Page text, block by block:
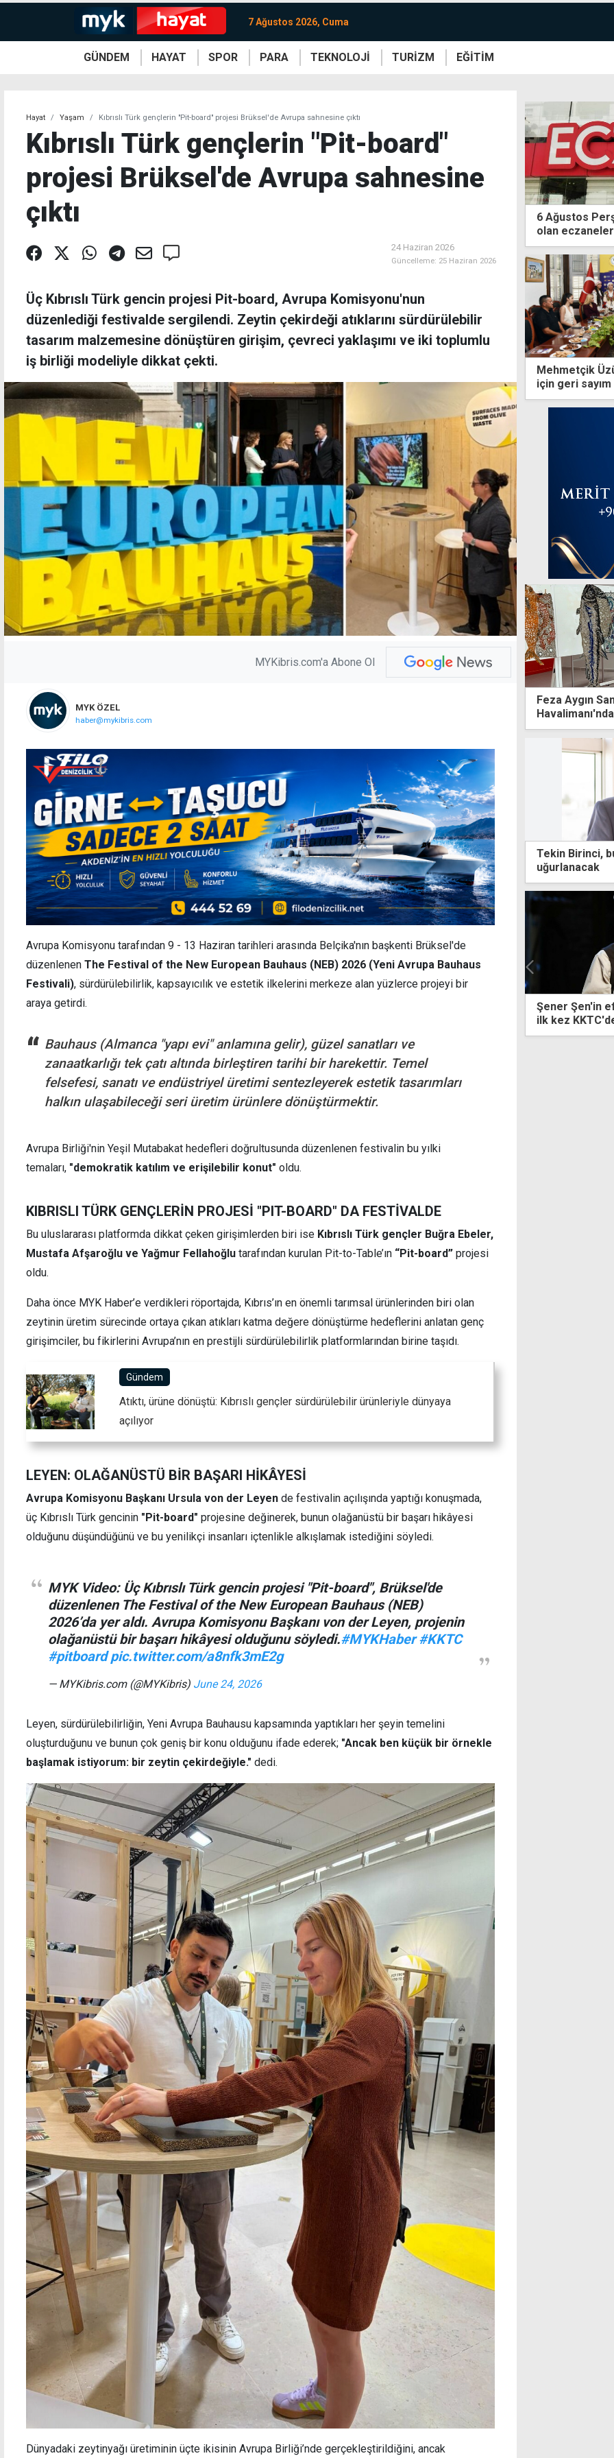
7 Ağustos 2026, Cuma
GÜNDEM HAYAT SPOR PARA TEKNOLOJİ TURİZM EĞİTİM
Hayat Yaşam Kıbrıslı Türk gençlerin "Pit-board" projesi Brüksel'de Avrupa sahnesine çıktı
Kıbrıslı Türk gençlerin "Pit-board"
projesi Brüksel'de Avrupa sahnesine
çıktı
24 Haziran 2026
Güncelleme: 25 Haziran 2026
Üç Kıbrıslı Türk gencin projesi Pit-board, Avrupa Komisyonu'nun
düzenlediği festivalde sergilendi. Zeytin çekirdeği atıklarını sürdürülebilir
tasarım malzemesine dönüştüren girişim, çevreci yaklaşımı ve iki toplumlu
iş birliği modeliyle dikkat çekti.
MYKibris.com'a Abone Ol
MYK ÖZEL
haber@mykibris.com
Avrupa Komisyonu tarafından 9 - 13 Haziran tarihleri arasında Belçika'nın başkenti Brüksel'de
düzenlenen The Festival of the New European Bauhaus (NEB) 2026 (Yeni Avrupa Bauhaus
Festivali), sürdürülebilirlik, kapsayıcılık ve estetik ilkelerini merkeze alan yüzlerce projeyi bir
araya getirdi.
Bauhaus (Almanca "yapı evi" anlamına gelir), güzel sanatları ve
zanaatkarlığı tek çatı altında birleştiren tarihi bir harekettir. Temel
felsefesi, sanatı ve endüstriyel üretimi sentezleyerek estetik tasarımları
halkın ulaşabileceği seri üretim ürünlere dönüştürmektir.
Avrupa Birliği'nin Yeşil Mutabakat hedefleri doğrultusunda düzenlenen festivalin bu yılki
temaları, "demokratik katılım ve erişilebilir konut" oldu.
KIBRISLI TÜRK GENÇLERİN PROJESİ "PIT-BOARD" DA FESTİVALDE
Bu uluslararası platformda dikkat çeken girişimlerden biri ise Kıbrıslı Türk gençler Buğra Ebeler,
Mustafa Afşaroğlu ve Yağmur Fellahoğlu tarafından kurulan Pit-to-Table’ın “Pit-board” projesi
oldu.
Daha önce MYK Haber’e verdikleri röportajda, Kıbrıs’ın en önemli tarımsal ürünlerinden biri olan
zeytinin üretim sürecinde ortaya çıkan atıkları katma değere dönüştürme hedeflerini anlatan genç
girişimciler, bu fikirlerini Avrupa’nın en prestijli sürdürülebilirlik platformlarından birine taşıdı.
Gündem
Atıktı, ürüne dönüştü: Kıbrıslı gençler sürdürülebilir ürünleriyle dünyaya
açılıyor
LEYEN: OLAĞANÜSTÜ BİR BAŞARI HİKÂYESİ
Avrupa Komisyonu Başkanı Ursula von der Leyen de festivalin açılışında yaptığı konuşmada,
üç Kıbrıslı Türk gencinin "Pit-board" projesine değinerek, bunun olağanüstü bir başarı hikâyesi
olduğunu düşündüğünü ve bu yenilikçi insanları içtenlikle alkışlamak istediğini söyledi.
MYK Video: Üç Kıbrıslı Türk gencin projesi "Pit-board", Brüksel'de
düzenlenen The Festival of the New European Bauhaus (NEB)
2026’da yer aldı. Avrupa Komisyonu Başkanı von der Leyen, projenin
olağanüstü bir başarı hikâyesi olduğunu söyledi.#MYKHaber #KKTC
#pitboard pic.twitter.com/a8nfk3mE2g
— MYKibris.com (@MYKibris) June 24, 2026
Leyen, sürdürülebilirliğin, Yeni Avrupa Bauhausu kapsamında yaptıkları her şeyin temelini
oluşturduğunu ve bunun çok geniş bir konu olduğunu ifade ederek; "Ancak ben küçük bir örnekle
başlamak istiyorum: bir zeytin çekirdeğiyle." dedi.
Dünyadaki zeytinyağı üretiminin üçte ikisinin Avrupa Birliği’nde gerçekleştirildiğini, ancak
6 Ağustos
olan eczaneler
Mehmetçik
için geri sayım
Feza Aygın
Havalimanı'nda
Tekin Birinci,
uğurlanacak
Barış Harekatı'nda kullanılan Türk bayrağı 36
KTTB,
zedeleyen"